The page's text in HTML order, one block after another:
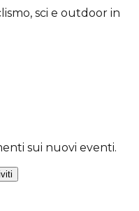
sci e outdoor in
sui nuovi eventi.